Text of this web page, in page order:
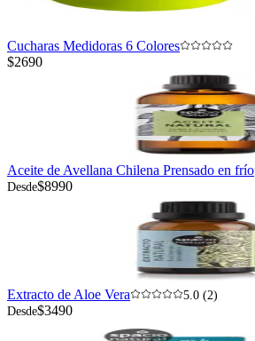
Cucharas Medidoras 6 Colores
$2690
Aceite de Avellana Chilena Prensado en frío
Desde$8990
Extracto de Aloe Vera
5.0 (2)
Desde$3490